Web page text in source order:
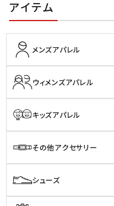
アイテム
メンズアパレル
ウィメンズアパレル
キッズアパレル
その他アクセサリー
シューズ